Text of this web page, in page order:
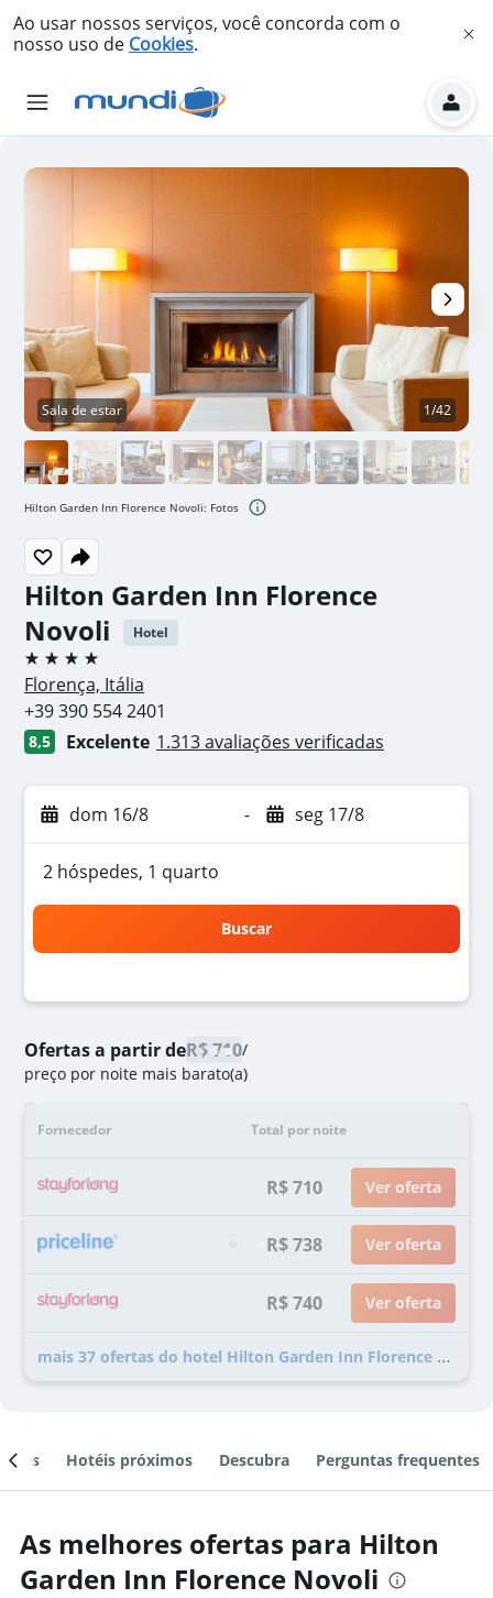
Ao usar nossos serviços, você concorda com o
nosso uso de Cookies.
Hilton Garden Inn Florence
Novoli
Hotel
4 estrelas
Florença, Itália
+39 390 554 2401
8,5 Excelente 1.313 avaliações verificadas
dom 16/8 - seg 17/8
2 hóspedes, 1 quarto
Buscar
Ofertas a partir deR$ 710/
preço por noite mais barato(a)
Fornecedor Total por noite
R$ 710 Ver oferta
R$ 738 Ver oferta
R$ 740 Ver oferta
mais 37 ofertas do hotel Hilton Garden Inn Florence Novoli
Sala de estar 1/42
Hilton Garden Inn Florence Novoli: Fotos
Hotéis próximos Descubra Perguntas frequentes
As melhores ofertas para Hilton
Garden Inn Florence Novoli